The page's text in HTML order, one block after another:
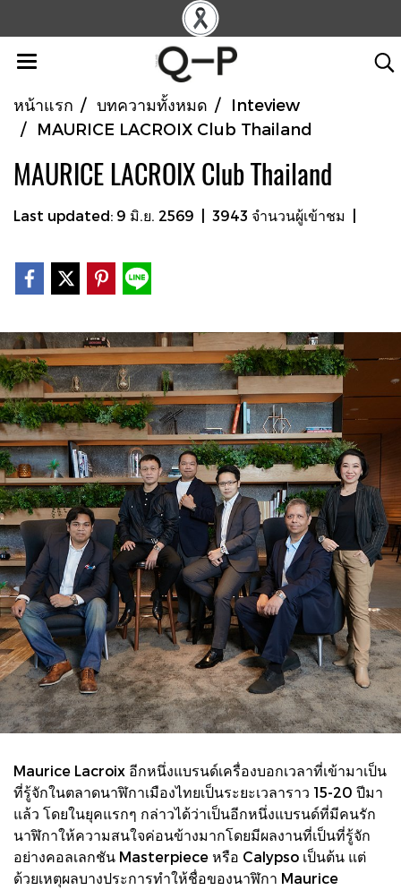
หน้าแรก บทความทั้งหมด
Inteview
MAURICE LACROIX Club Thailand
MAURICE LACROIX Club Thailand
Last updated: 9 มิ.ย. 2569 3943 จำนวนผู้เข้าชม
Maurice Lacroix อีกหนึ่งแบรนด์เครื่องบอกเวลาที่เข้ามาเป็น
ที่รู้จักในตลาดนาฬิกาเมืองไทยเป็นระยะเวลาราว 15-20 ปีมา
แล้ว โดยในยุคแรกๆ กล่าวได้ว่าเป็นอีกหนึ่งแบรนด์ที่มีคนรัก
นาฬิกาให้ความสนใจค่อนข้างมากโดยมีผลงานที่เป็นที่รู้จัก
อย่างคอลเลกชัน Masterpiece หรือ Calypso เป็นต้น แต่
ด้วยเหตุผลบางประการทำให้ชื่อของนาฬิกา Maurice